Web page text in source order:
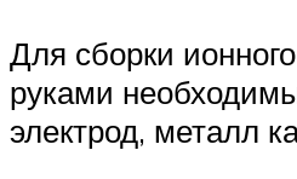
Для сборки
руками
электрод, металл